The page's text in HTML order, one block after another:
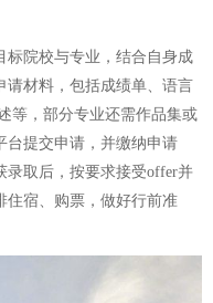
标院校与专业，结合自身成
请材料，包括成绩单、语言
等，部分专业还需作品集或
台提交申请，并缴纳申请
录取后，按要求接受offer并
住宿、购票，做好行前准